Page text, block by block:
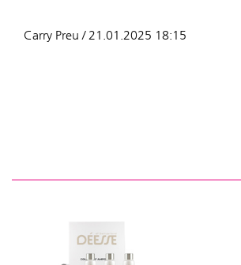
Carry Preu / 21.01.2025 18:15